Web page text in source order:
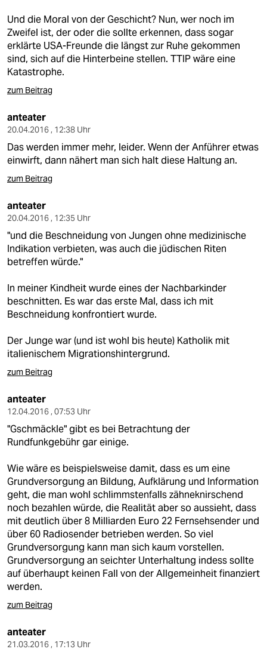
Und die Moral von der Geschicht? Nun, wer noch im
Zweifel ist, der oder die sollte erkennen, dass sogar
erklärte USA-Freunde die längst zur Ruhe gekommen
sind, sich auf die Hinterbeine stellen. TTIP wäre eine
Katastrophe.
zum Beitrag
anteater
20.04.2016 , 12:38 Uhr
Das werden immer mehr, leider. Wenn der Anführer etwas
einwirft, dann nähert man sich halt diese Haltung an.
zum Beitrag
anteater
20.04.2016 , 12:35 Uhr
"und die Beschneidung von Jungen ohne medizinische
Indikation verbieten, was auch die jüdischen Riten
betreffen würde."
In meiner Kindheit wurde eines der Nachbarkinder
beschnitten. Es war das erste Mal, dass ich mit
Beschneidung konfrontiert wurde.
Der Junge war (und ist wohl bis heute) Katholik mit
italienischem Migrationshintergrund.
zum Beitrag
anteater
12.04.2016 , 07:53 Uhr
"Gschmäckle" gibt es bei Betrachtung der
Rundfunkgebühr gar einige.
Wie wäre es beispielsweise damit, dass es um eine
Grundversorgung an Bildung, Aufklärung und Information
geht, die man wohl schlimmstenfalls zähneknirschend
noch bezahlen würde, die Realität aber so aussieht, dass
mit deutlich über 8 Milliarden Euro 22 Fernsehsender und
über 60 Radiosender betrieben werden. So viel
Grundversorgung kann man sich kaum vorstellen.
Grundversorgung an seichter Unterhaltung indess sollte
auf überhaupt keinen Fall von der Allgemeinheit finanziert
werden.
zum Beitrag
anteater
21.03.2016 , 17:13 Uhr